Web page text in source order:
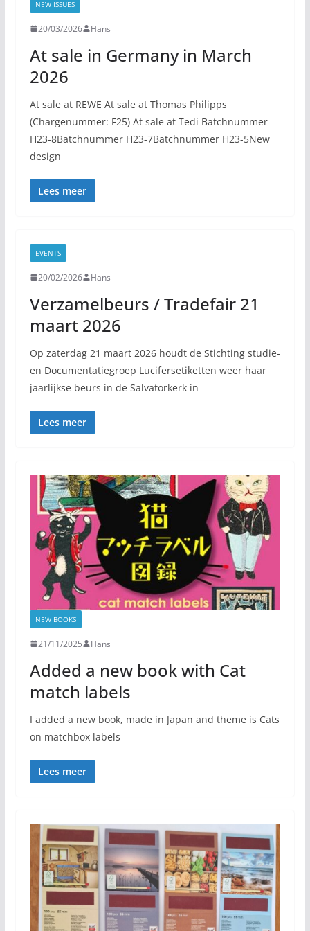
NEW ISSUES
20/03/2026 Hans
At sale in Germany in March
2026
At sale at REWE At sale at Thomas Philipps
(Chargenummer: F25) At sale at Tedi Batchnummer
H23-8Batchnummer H23-7Batchnummer H23-5New
design
Lees meer
EVENTS
20/02/2026 Hans
Verzamelbeurs / Tradefair 21
maart 2026
Op zaterdag 21 maart 2026 houdt de Stichting studie-
en Documentatiegroep Lucifersetiketten weer haar
jaarlijkse beurs in de Salvatorkerk in
Lees meer
NEW BOOKS
21/11/2025 Hans
Added a new book with Cat
match labels
I added a new book, made in Japan and theme is Cats
on matchbox labels
Lees meer